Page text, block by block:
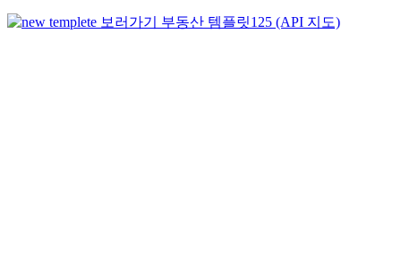
부동산 템플릿125 (API 지도)